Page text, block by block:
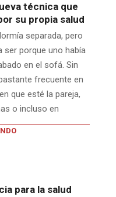
técnica que
su propia salud
separada, pero
ser porque uno había
en el sofá. Sin
frecuente en
que esté la pareja,
o incluso en
para la salud